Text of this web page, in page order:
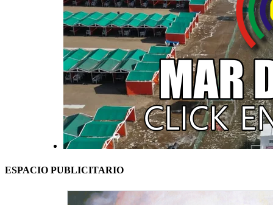
ESPACIO PUBLICITARIO